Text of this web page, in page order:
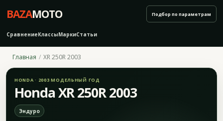
BAZAMOTO
СравнениеКлассыМаркиСтатьи
Подбор по параметрам
Главная XR 250R 2003
HONDA · 2003 МОДЕЛЬНЫЙ ГОД
Honda XR 250R 2003
Эндуро